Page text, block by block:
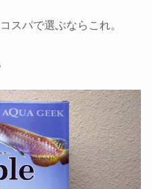
スパで選ぶならこれ。